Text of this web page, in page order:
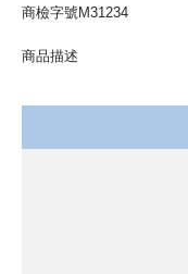
商檢字號M31234
商品描述